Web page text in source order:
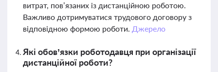
витрат, пов’язаних із дистанційною роботою.
Важливо дотримуватися трудового договору з
відповідною формою роботи. Джерело
Які обов’язки роботодавця при організації
дистанційної роботи?